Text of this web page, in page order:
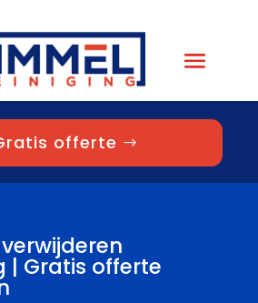
offerte
| Gratis offerte